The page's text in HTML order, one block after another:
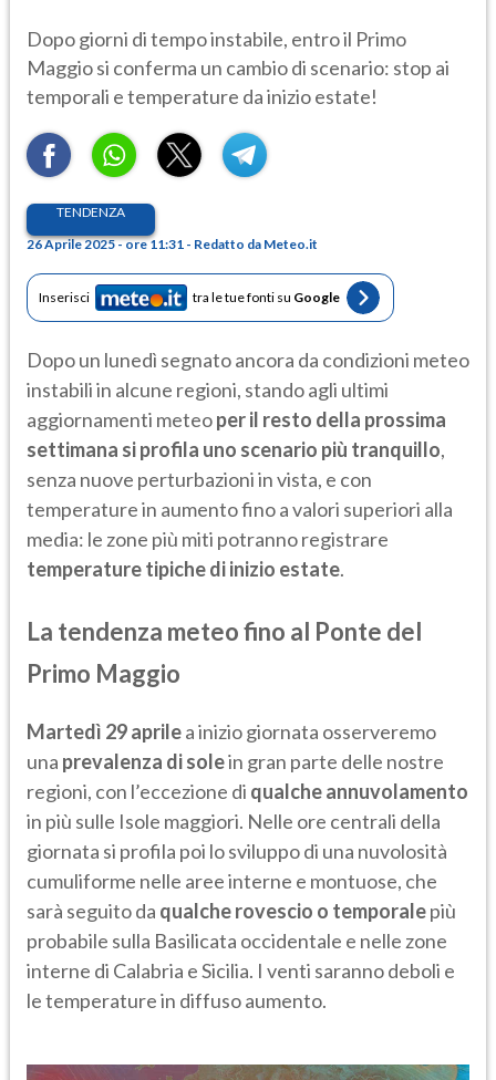
Dopo giorni di tempo instabile, entro il Primo
Maggio si conferma un cambio di scenario: stop ai
temporali e temperature da inizio estate!
TENDENZA
26 Aprile 2025 - ore 11:31 - Redatto da Meteo.it
Inserisci tra le tue fonti su Google
Dopo un lunedì segnato ancora da condizioni meteo
instabili in alcune regioni, stando agli ultimi
aggiornamenti meteoper il resto della prossima
settimana si profila uno scenario più tranquillo,
senza nuove perturbazioni in vista, e con
temperature in aumento fino a valori superiori alla
media: le zone più miti potranno registrare
temperature tipiche di inizio estate.
La tendenza meteo fino al Ponte del
Primo Maggio
Martedì 29 aprilea inizio giornata osserveremo
una prevalenza di solein gran parte delle nostre
regioni, con l’eccezione di qualche annuvolamento
in più sulle Isole maggiori. Nelle ore centrali della
giornata si profila poi lo sviluppo di una nuvolosità
cumuliforme nelle aree interne e montuose, che
sarà seguito da qualche rovescio o temporalepiù
probabile sulla Basilicata occidentale e nelle zone
interne di Calabria e Sicilia. I venti saranno deboli e
le temperature in diffuso aumento.